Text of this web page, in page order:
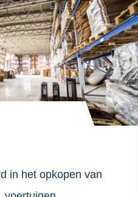
in het opkopen van